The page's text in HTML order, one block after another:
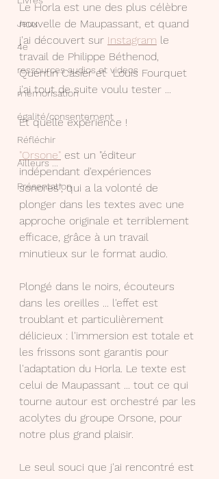
Jeux
4e
ressources audios et videos
mémorisation
égalité/consentement
Réfléchir
Ailleurs ...
Présentation
Le Horla est une des plus célèbre
nouvelle de Maupassant, et quand
j'ai découvert sur Instagram le
travail de Philippe Béthenod,
Quentin Casier et  Louis Fourquet
j'ai tout de suite voulu tester ...
Et quelle expérience !
"Orsone" est un "éditeur
indépendant d'expériences
sonores", qui a la volonté de
plonger dans les textes avec une
approche originale et terriblement
efficace, grâce à un travail
minutieux sur le format audio.
Plongé dans le noirs, écouteurs
dans les oreilles ... l'effet est
troublant et particulièrement
délicieux : l'immersion est totale et
les frissons sont garantis pour
l'adaptation du Horla. Le texte est
celui de Maupassant ... tout ce qui
tourne autour est orchestré par les
acolytes du groupe Orsone, pour
notre plus grand plaisir.
Le seul souci que j'ai rencontré est